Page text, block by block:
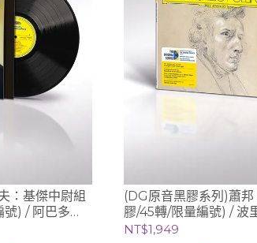
：基傑中尉組
號) / 阿巴多
交響樂團
(DG原音黑膠系列)蕭
膠/45轉/限量編號) / 波
NT$1,949